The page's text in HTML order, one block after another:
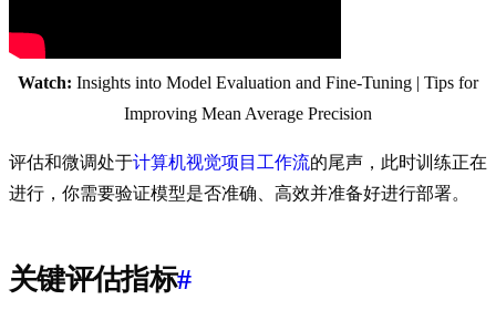
Watch: Insights into Model Evaluation and Fine-Tuning | Tips for
Improving Mean Average Precision
评估和微调处于计算机视觉项目工作流的尾声，此时训练正在
进行，你需要验证模型是否准确、高效并准备好进行部署。
关键评估指标#